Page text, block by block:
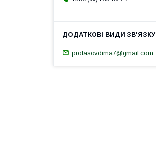
protasovdima7@gmail.com